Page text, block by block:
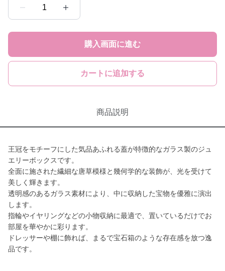
1
購入画面に進む
カートに追加する
商品説明
王冠をモチーフにした気品あふれる蓋が特徴的なガラス製のジュ
エリーボックスです。
全面に施された繊細な唐草模様と幾何学的な装飾が、光を受けて
美しく輝きます。
透明感のあるガラス素材により、中に収納した宝物を優雅に演出
します。
指輪やイヤリングなどの小物収納に最適で、置いているだけでお
部屋を華やかに彩ります。
ドレッサーや棚に飾れば、まるで宝石箱のような存在感を放つ逸
品です。